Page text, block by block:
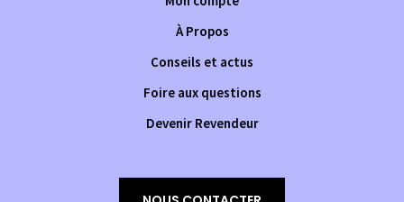
À Propos
Conseils et actus
Foire aux questions
Devenir Revendeur